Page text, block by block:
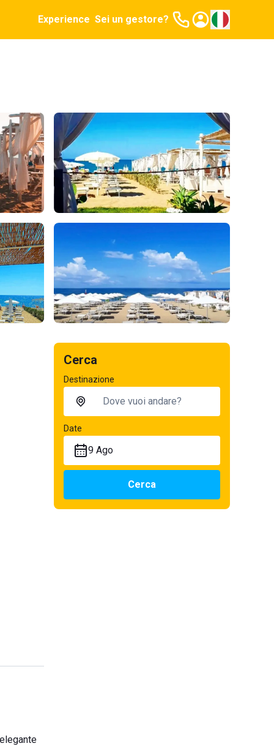
Experience Sei un gestore?
Cerca
Destinazione
Date
9 Ago
Cerca